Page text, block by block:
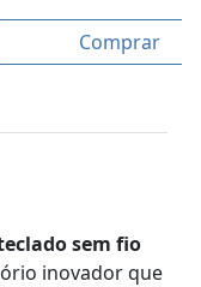
Comprar
sem fio
inovador que